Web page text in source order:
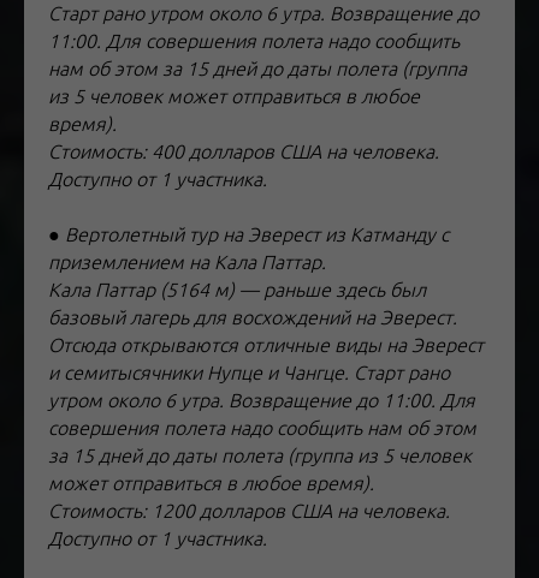
Старт рано утром около 6 утра. Возвращение до
11:00. Для совершения полета надо сообщить
нам об этом за 15 дней до даты полета (группа
из 5 человек может отправиться в любое
время).
Стоимость: 400 долларов США на человека.
Доступно от 1 участника.
● Вертолетный тур на Эверест из Катманду с
приземлением на Кала Паттар.
Кала Паттар (5164 м) — раньше здесь был
базовый лагерь для восхождений на Эверест.
Отсюда открываются отличные виды на Эверест
и семитысячники Нупце и Чангце. Старт рано
утром около 6 утра. Возвращение до 11:00. Для
совершения полета надо сообщить нам об этом
за 15 дней до даты полета (группа из 5 человек
может отправиться в любое время).
Стоимость: 1200 долларов США на человека.
Доступно от 1 участника.